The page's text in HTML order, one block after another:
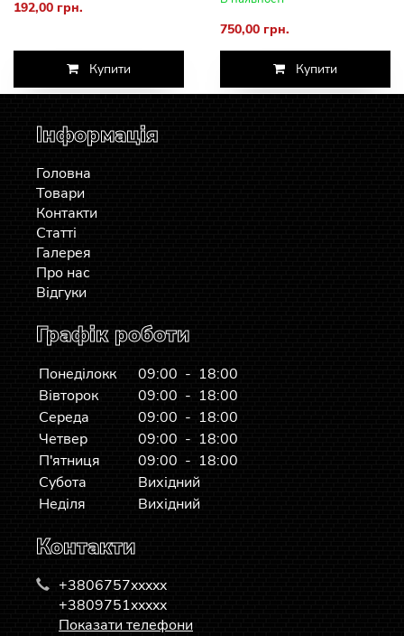
192,00 грн.
Купити
750,00 грн.
Купити
Інформація
Головна
Товари
Контакти
Статті
Галерея
Про нас
Відгуки
Графік роботи
Понеділокк
09:00 - 18:00
Вівторок
09:00 - 18:00
Середа
09:00 - 18:00
Четвер
09:00 - 18:00
П'ятниця
09:00 - 18:00
Субота
Вихідний
Неділя
Вихідний
Контакти
+3806757xxxxx
+3809751xxxxx
Показати телефони